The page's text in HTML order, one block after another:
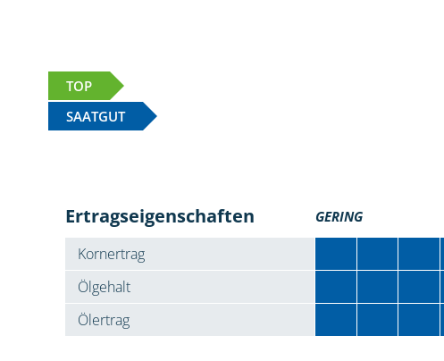
TOP
SAATGUT
Ertragseigenschaften GERING
Kornertrag
Ölgehalt
Ölertrag